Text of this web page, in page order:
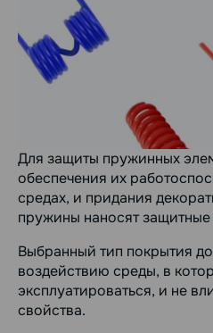
Для защиты пружинных
обеспечения их
средах, и придания
пружины наносят
Выбранный тип покрытия
воздействию среды, в
эксплуатироваться, и не
свойства.